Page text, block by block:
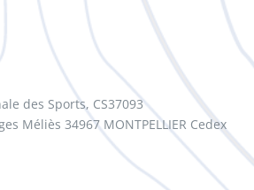
des Sports, CS37093
Méliès 34967 MONTPELLIER Cedex